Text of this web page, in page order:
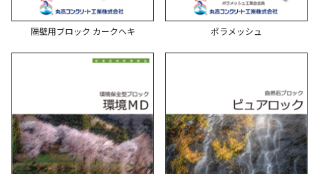
隔壁用ブロック カークヘキ ポラメッシュ